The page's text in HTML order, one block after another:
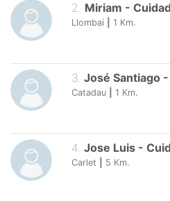
2. Miriam -
Llombai 1 Km.
3. José Santiago -
Catadau 1 Km.
4. Jose Luis -
Carlet 5 Km.